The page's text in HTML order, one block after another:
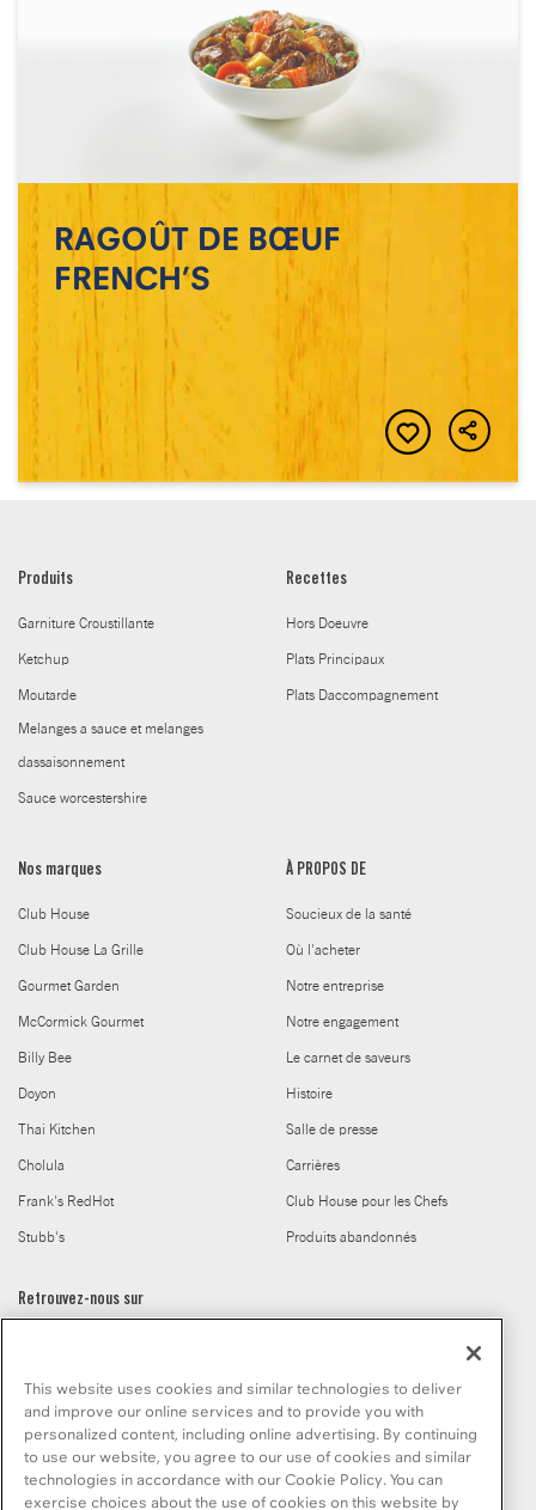
RAGOÛT DE BŒUF
FRENCH’S
Produits
Garniture Croustillante
Ketchup
Moutarde
Melanges a sauce et melanges
dassaisonnement
Sauce worcestershire
Recettes
Hors Doeuvre
Plats Principaux
Plats Daccompagnement
Nos marques
Club House
Club House La Grille
Gourmet Garden
McCormick Gourmet
Billy Bee
Doyon
Thai Kitchen
Cholula
Frank's RedHot
Stubb's
À PROPOS DE
Soucieux de la santé
Où l'acheter
Notre entreprise
Notre engagement
Le carnet de saveurs
Histoire
Salle de presse
Carrières
Club House pour les Chefs
Produits abandonnés
Retrouvez-nous sur
© McCormick & Company, Inc. 2026
This website uses cookies and similar technologies to deliver
and improve our online services and to provide you with
personalized content, including online advertising. By continuing
to use our website, you agree to our use of cookies and similar
technologies in accordance with our Cookie Policy. You can
exercise choices about the use of cookies on this website by